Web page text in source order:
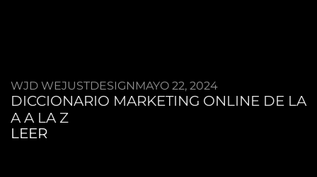
WJD WEJUSTDESIGNMAYO 22, 2024
DICCIONARIO MARKETING ONLINE DE LA
A A LA Z
LEER